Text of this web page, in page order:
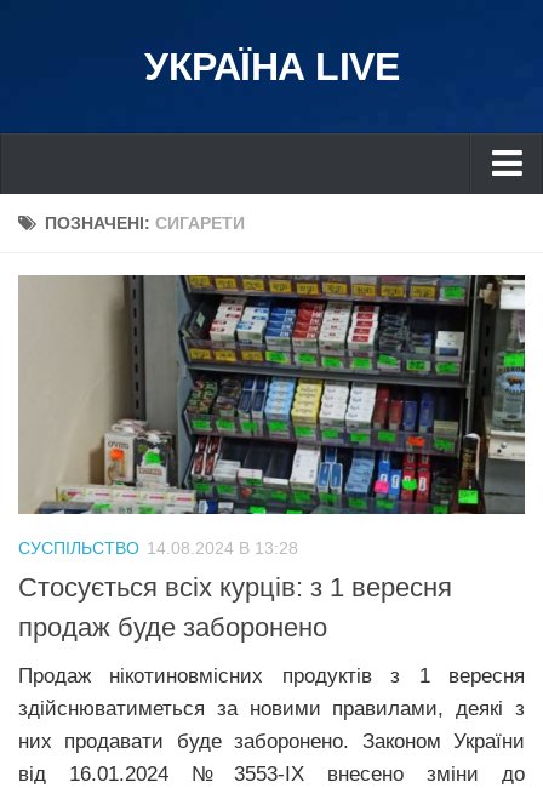
УКРАЇНА LIVE
Україна
Івано-Франківськ
Донбас
Одеса
Схід
Прикарпаття
Економіка
Політика
Світ
Цікаво
ПОЗНАЧЕНІ: СИГАРЕТИ
СУСПІЛЬСТВО 14.08.2024 В 13:28
Стосується всіх курців: з 1 вересня
продаж буде заборонено
Продаж нікотиновмісних продуктів з 1 вересня
здійснюватиметься за новими правилами, деякі з
них продавати буде заборонено. Законом України
від 16.01.2024 № 3553-ІХ внесено зміни до